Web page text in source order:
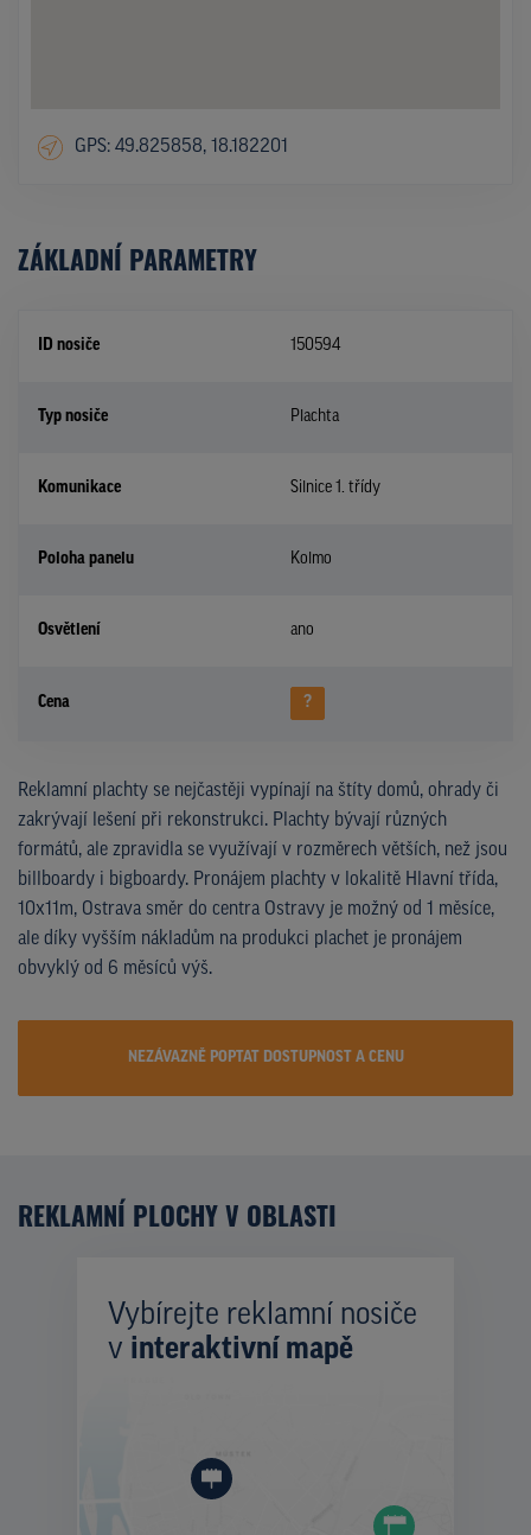
GPS: 49.825858, 18.182201
ZÁKLADNÍ PARAMETRY
ID nosiče 150594
Typ nosiče Plachta
Komunikace Silnice 1. třídy
Poloha panelu Kolmo
Osvětlení ano
Cena ?
Reklamní plachty se nejčastěji vypínají na štíty domů, ohrady či
zakrývají lešení při rekonstrukci. Plachty bývají různých
formátů, ale zpravidla se využívají v rozměrech větších, než jsou
billboardy i bigboardy. Pronájem plachty v lokalitě Hlavní třída,
10x11m, Ostrava směr do centra Ostravy je možný od 1 měsíce,
ale díky vyšším nákladům na produkci plachet je pronájem
obvyklý od 6 měsíců výš.
NEZÁVAZNĚ POPTAT DOSTUPNOST A CENU
REKLAMNÍ PLOCHY V OBLASTI
Vybírejte reklamní nosiče
v interaktivní mapě